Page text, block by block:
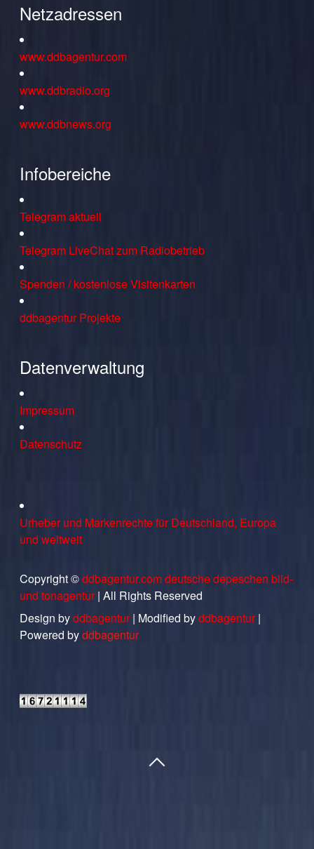
Netzadressen
www.ddbagentur.com
www.ddbradio.org
www.ddbnews.org
Infobereiche
Telegram aktuell
Telegram LiveChat zum Radiobetrieb
Spenden / kostenlose Visitenkarten
ddbagentur Projekte
Datenverwaltung
Impressum
Datenschutz
Urheber und Markenrechte für Deutschland, Europa
und weltweit
Copyright ©ddbagentur.com deutsche depeschen bild-
und tonagentur| All Rights Reserved
Design byddbagentur| Modified byddbagentur|
Powered byddbagentur